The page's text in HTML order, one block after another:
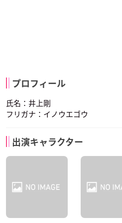
プロフィール
氏名：井上剛
フリガナ：イノウエゴウ
出演キャラクター